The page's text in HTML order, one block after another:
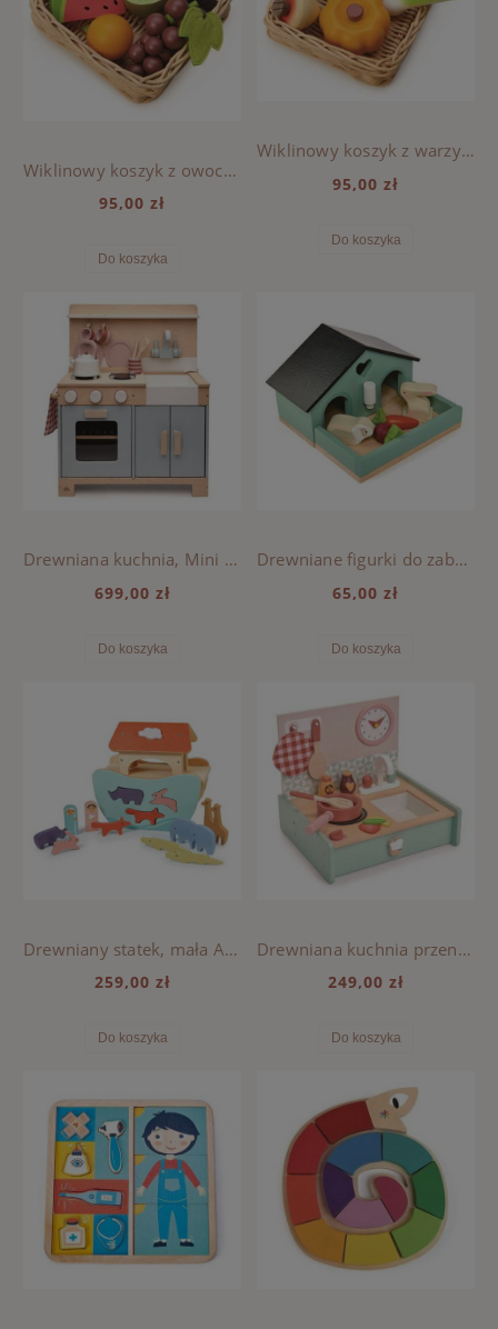
Wiklinowy koszyk z owocami - Tender Leaf Toys
95,00 zł
Do koszyka
Wiklinowy koszyk z warzywami - Tender Leaf Toys
95,00 zł
Do koszyka
Drewniana kuchnia, Mini Chef - Tender Leaf Toys
699,00 zł
Do koszyka
Drewniane figurki do zabawy Tender Leaf Toys - Króliczki
65,00 zł
Do koszyka
Drewniany statek, mała Arka Noego - Tender Leaf Toys
259,00 zł
Do koszyka
Drewniana kuchnia przenośna, Mini Chef - Tender Leaf Toys
249,00 zł
Do koszyka